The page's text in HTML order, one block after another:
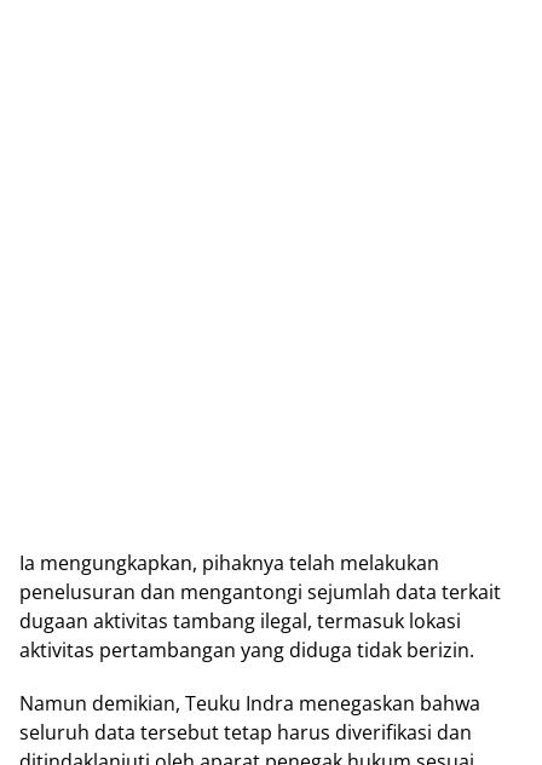
Ia mengungkapkan, pihaknya telah melakukan
penelusuran dan mengantongi sejumlah data terkait
dugaan aktivitas tambang ilegal, termasuk lokasi
aktivitas pertambangan yang diduga tidak berizin.
Namun demikian, Teuku Indra menegaskan bahwa
seluruh data tersebut tetap harus diverifikasi dan